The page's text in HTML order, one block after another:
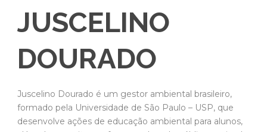
JUSCELINO
DOURADO
Juscelino Dourado é um gestor ambiental brasileiro,
formado pela Universidade de São Paulo – USP, que
desenvolve ações de educação ambiental para alunos,